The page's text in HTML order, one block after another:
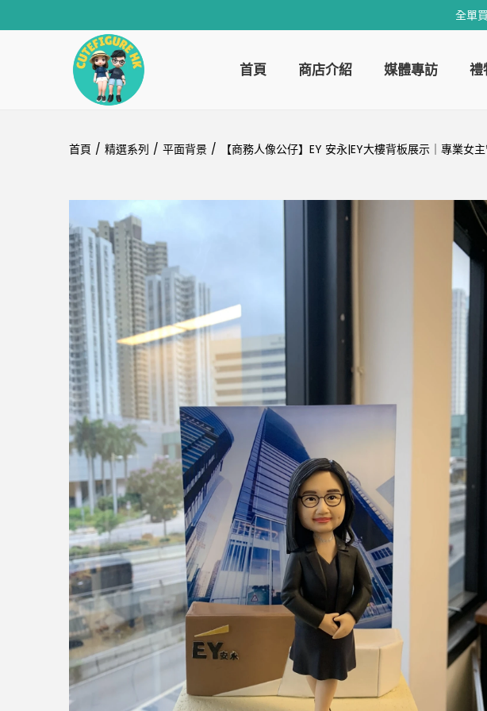
全單
首頁 商店介紹 媒體專訪 禮
首頁 / 精選系列 / 平面背景 / 【商務人像公仔】EY 安永|EY大樓背板展示｜專業女